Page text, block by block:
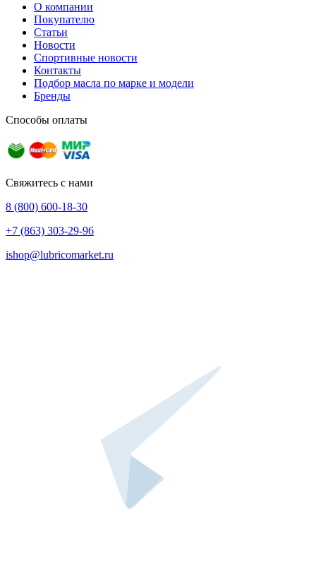
О компании
Покупателю
Статьи
Новости
Спортивные новости
Контакты
Подбор масла по марке и модели
Бренды
Способы оплаты
Свяжитесь с нами
8 (800) 600-18-30
+7 (863) 303-29-96
ishop@lubricomarket.ru